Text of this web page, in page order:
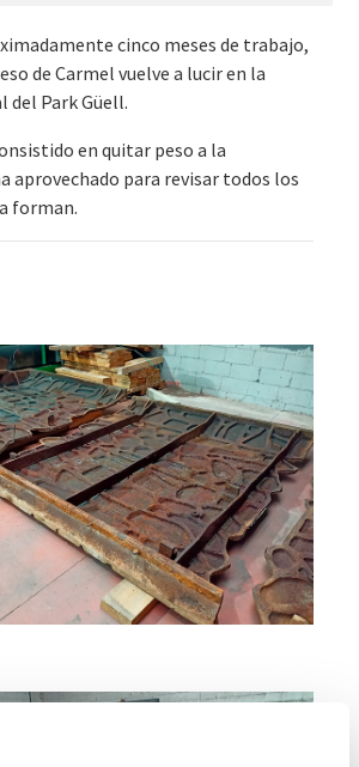
cinco meses de trabajo,
de Carmel vuelve a lucir en la
del Park Güell.
en quitar peso a la
aprovechado para revisar todos los
forman.